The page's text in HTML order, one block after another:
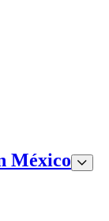
México